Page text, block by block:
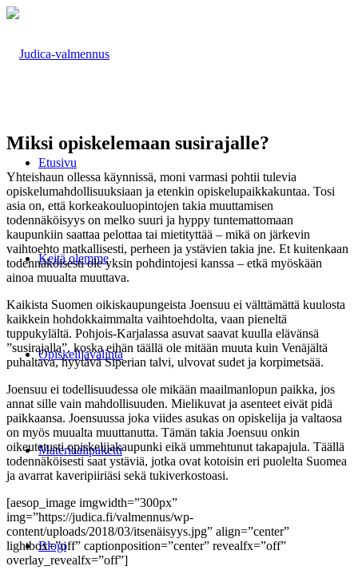
Etusivu
Keitä olemme
Opiskelijavalinta
Materiaalipaketti
Blogi
Miksi opiskelemaan susirajalle?
Yhteishaun ollessa käynnissä, moni varmasi pohtii tulevia
opiskelumahdollisuuksiaan ja etenkin opiskelupaikkakuntaa. Tosi
asia on, että korkeakouluopintojen takia muuttamisen
todennäköisyys on melko suuri ja hyppy tuntemattomaan
kaupunkiin saattaa pelottaa tai mietityttää – mikä on järkevin
vaihtoehto matkallisesti, perheen ja ystävien takia jne. Et kuitenkaan
todennäköisesti ole yksin pohdintojesi kanssa – etkä myöskään
ainoa muualta muuttava.
Kaikista Suomen oikiskaupungeista Joensuu ei välttämättä kuulosta
kaikkein hohdokkaimmalta vaihtoehdolta, vaan pieneltä
tuppukylältä. Pohjois-Karjalassa asuvat saavat kuulla elävänsä
”susirajalla”, koska eihän täällä ole mitään muuta kuin Venäjältä
puhaltava, hyytävä Siperian talvi, ulvovat sudet ja korpimetsää.
Joensuu ei todellisuudessa ole mikään maailmanlopun paikka, jos
annat sille vain mahdollisuuden. Mielikuvat ja asenteet eivät pidä
paikkaansa. Joensuussa joka viides asukas on opiskelija ja valtaosa
on myös muualta muuttanutta. Tämän takia Joensuu onkin
oikeutetusti opiskelijakaupunki eikä ummehtunut takapajula. Täällä
todennäköisesti saat ystäviä, jotka ovat kotoisin eri puolelta Suomea
ja avarrat kaveripiiriäsi sekä tukiverkostoasi.
[aesop_image imgwidth=”300px”
img=”https://judica.fi/valmennus/wp-
content/uploads/2018/03/itsenäisyys.jpg” align=”center”
lightbox=”off” captionposition=”center” revealfx=”off”
overlay_revealfx=”off”]